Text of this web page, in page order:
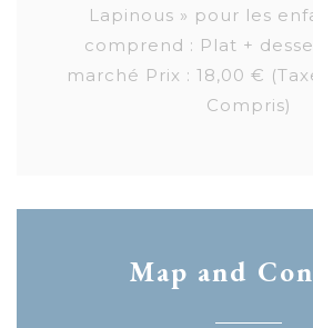
Lapinous » pour les
comprend : Plat +
marché Prix : 18,00 €
Compris)
Map and